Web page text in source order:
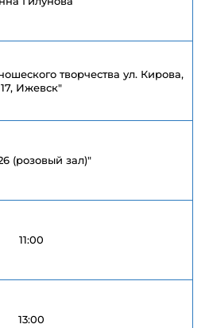
творчества ул. Кирова,
17, Ижевск"
(розовый зал)"
11:00
13:00